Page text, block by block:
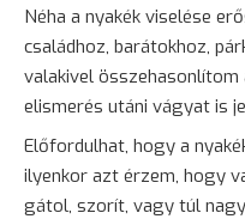
Néha a nyakék viselése
családhoz, barátokhoz,
valakivel összehasonlítom
elismerés utáni vágyat is
Előfordulhat, hogy a
ilyenkor azt érzem, hogy
gátol, szorít, vagy túl